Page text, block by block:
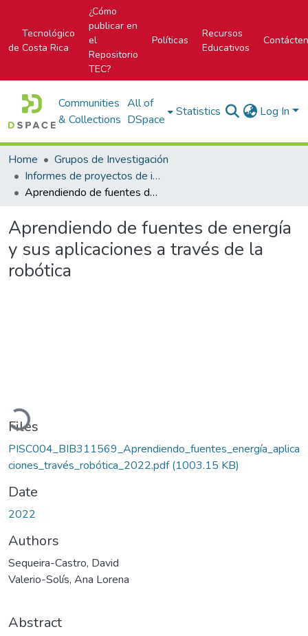
Tecnológico
de Costa Rica
¿Cómo
publicar en
el
Repositorio
TEC?
Políticas
Recursos
Educativos
Communities
& Collections
All of
DSpace
Statistics Log In
Home
Grupos de Investigación
Informes de proyectos de investigación
Aprendiendo de fuentes de energía y sus aplicaciones a través de la robótica
Aprendiendo de fuentes de energía
y sus aplicaciones a través de la
robótica
Loading...
Files
PISC004_BIB311569_Aprendiendo_fuentes_energía_aplica
ciones_través_robótica_2022.pdf(1003.15 KB)
Date
2022
Authors
Sequeira-Castro, David
Valerio-Solís, Ana Lorena
Abstract